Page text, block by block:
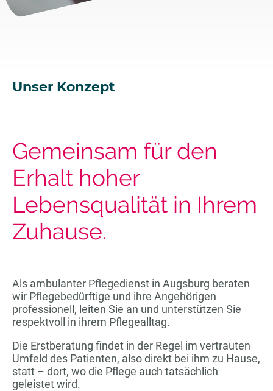
Unser Konzept
Gemeinsam für den
Erhalt hoher
Lebensqualität in Ihrem
Zuhause.
Als ambulanter Pflegedienst in Augsburg beraten
wir Pflegebedürftige und ihre Angehörigen
professionell, leiten Sie an und unterstützen Sie
respektvoll in ihrem Pflegealltag.
Die Erstberatung findet in der Regel im vertrauten
Umfeld des Patienten, also direkt bei ihm zu Hause,
statt – dort, wo die Pflege auch tatsächlich
geleistet wird.